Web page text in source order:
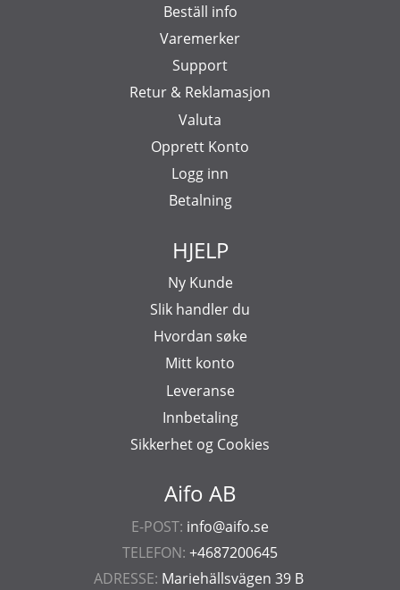
Aifo AB
E-POST: info@aifo.se
TELEFON: +4687200645
ADRESSE: Mariehällsvägen 39 B
Beställ info
Varemerker
Support
Retur & Reklamasjon
Valuta
Opprett Konto
Logg inn
Betalning
HJELP
Ny Kunde
Slik handler du
Hvordan søke
Mitt konto
Leveranse
Innbetaling
Sikkerhet og Cookies